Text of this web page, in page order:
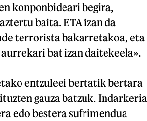
konponbideari begira,
baita. ETA izan da
terrorista bakarretakoa, eta
bat izan daitekeela».
entzuleei bertatik bertara
gauza batzuk. Indarkeria
edo bestera sufrimendua